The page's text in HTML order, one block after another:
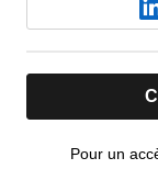
Pour un